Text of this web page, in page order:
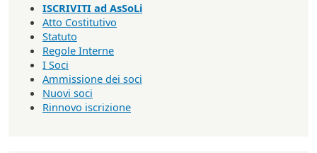
ISCRIVITI ad AsSoLi
Atto Costitutivo
Statuto
Regole Interne
I Soci
Ammissione dei soci
Nuovi soci
Rinnovo iscrizione